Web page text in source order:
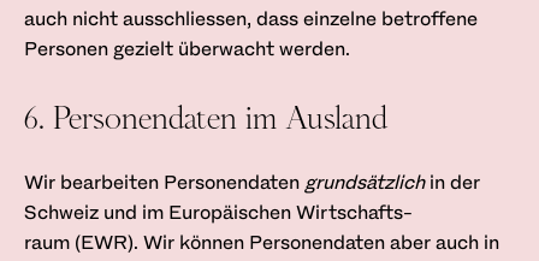
auch nicht ausschliessen, dass einzelne betroffene
Personen gezielt überwacht werden.
6. Personendaten im Ausland
Wir bearbeiten Personendaten grundsätzlichin der
Schweiz und im Europäischen Wirtschafts­
raum (EWR). Wir können Personendaten aber auch in